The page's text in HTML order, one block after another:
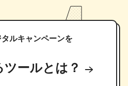
ルキャンペーンを
ールとは？